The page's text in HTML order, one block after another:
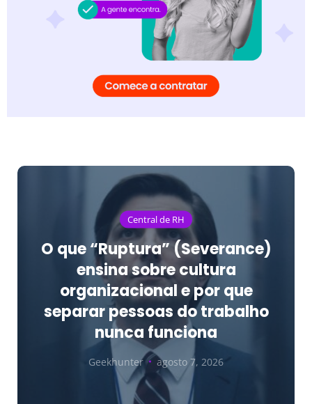
Central de RH
O que “Ruptura” (Severance)
ensina sobre cultura
organizacional e por que
separar pessoas do trabalho
nunca funciona
Geekhunter agosto 7, 2026